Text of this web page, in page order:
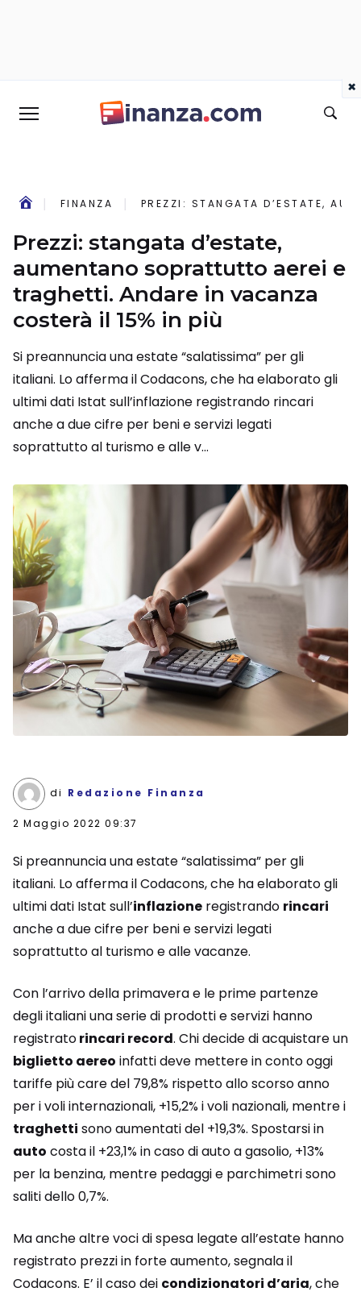
FINANZA PREZZI: STANGATA D’ESTATE,
Prezzi: stangata d’estate,
aumentano soprattutto aerei e
traghetti. Andare in vacanza
costerà il 15% in più
Si preannuncia una estate “salatissima” per gli
italiani. Lo afferma il Codacons, che ha elaborato gli
ultimi dati Istat sull’inflazione registrando rincari
anche a due cifre per beni e servizi legati
soprattutto al turismo e alle v...
di Redazione Finanza
2 Maggio 2022 09:37
Si preannuncia una estate “salatissima” per gli
italiani. Lo afferma il Codacons, che ha elaborato gli
ultimi dati Istat sull’inflazione registrando rincari
anche a due cifre per beni e servizi legati
soprattutto al turismo e alle vacanze.
Con l’arrivo della primavera e le prime partenze
degli italiani una serie di prodotti e servizi hanno
registratorincari record. Chi decide di acquistare un
biglietto aereo infatti deve mettere in conto oggi
tariffe più care del 79,8% rispetto allo scorso anno
per i voli internazionali, +15,2% i voli nazionali, mentre i
traghetti sono aumentati del +19,3%. Spostarsi in
auto costa il +23,1% in caso di auto a gasolio, +13%
per la benzina, mentre pedaggi e parchimetri sono
saliti dello 0,7%.
Ma anche altre voci di spesa legate all’estate hanno
registrato prezzi in forte aumento, segnala il
Codacons. E’ il caso dei condizionatori d’aria, che
×